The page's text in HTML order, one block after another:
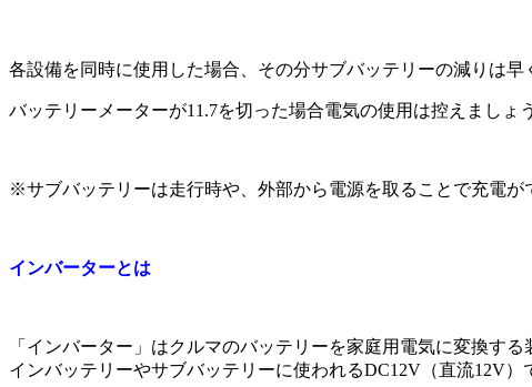
各設備を同時に使用した場合、その分サブバッテリーの減りは早
バッテリーメーターが11.7を切った場合電気の使用は控えましょう
※サブバッテリーは走行時や、外部から電源を取ることで充電が
インバーターとは
「インバーター」はクルマのバッテリーを家庭用電気に変換す
インバッテリーやサブバッテリーに使われるDC12V（直流12V）